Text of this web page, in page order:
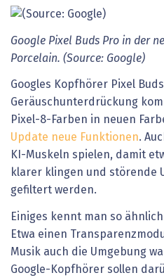
Google Pixel Buds Pro in der
Porcelain. (Source: Google)
Googles Kopfhörer Pixel
Geräuschunterdrückung
Pixel-8-Farben in neuen
Update neue Funktionen.
KI-Muskeln spielen, damit
klarer klingen und störende
gefiltert werden.
Einiges kennt man so
Etwa einen
Musik auch die Umgebung
Google-Kopfhörer sollen